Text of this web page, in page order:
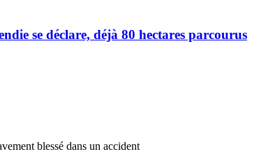
se déclare, déjà 80 hectares parcourus
blessé dans un accident